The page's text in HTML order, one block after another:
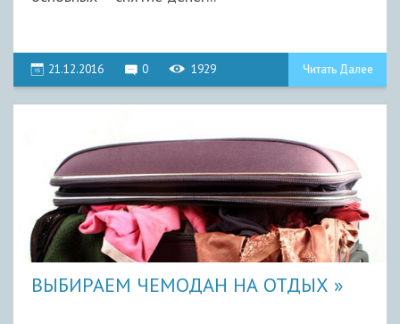
21.12.2016 0 1929 Читать Далее
ВЫБИРАЕМ ЧЕМОДАН НА ОТДЫХ